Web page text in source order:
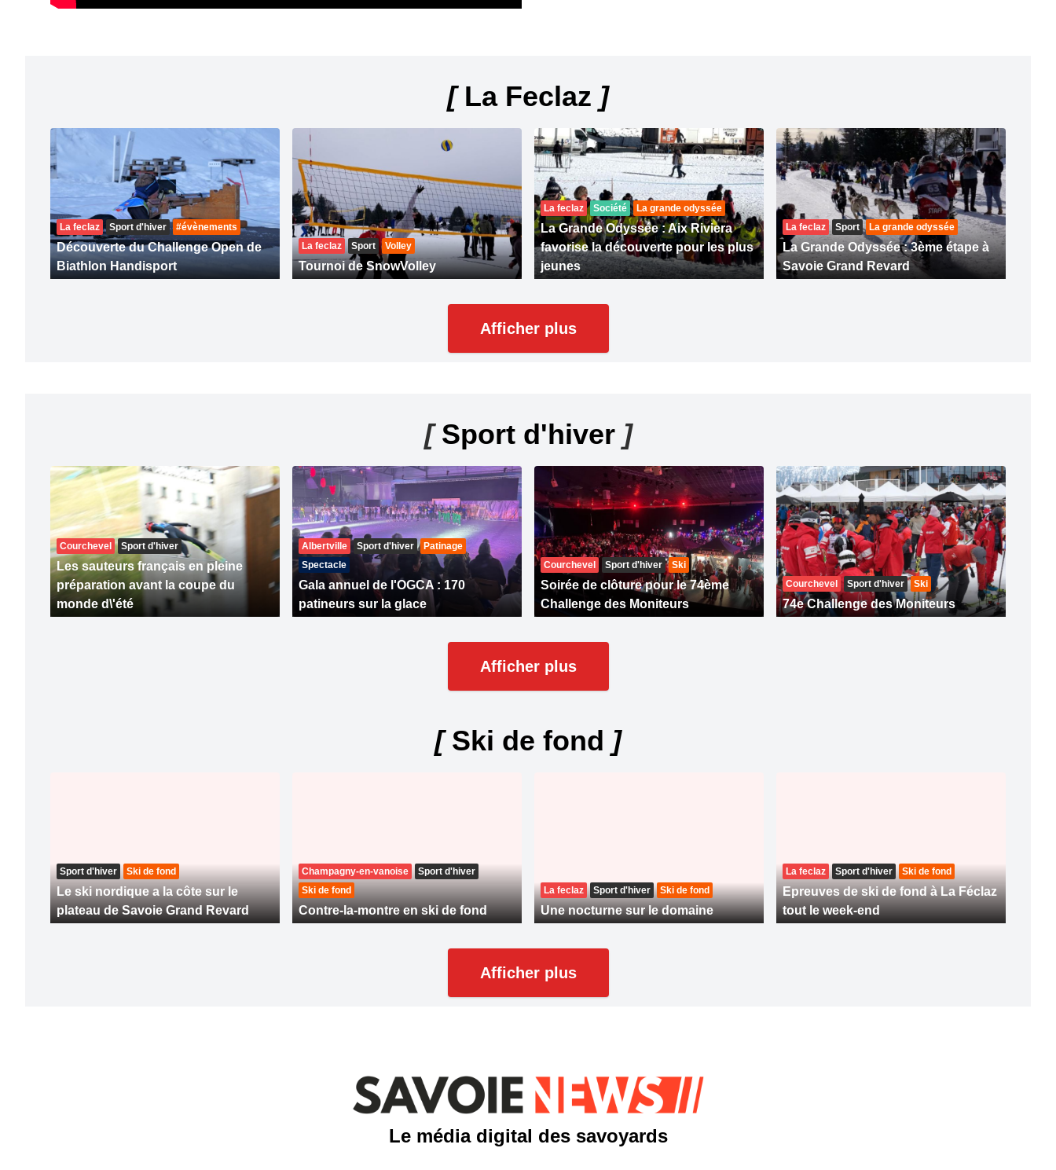
[La Feclaz ]
La feclaz Sport d'hiver #évènements
Découverte du Challenge Open de
Biathlon Handisport
La feclaz Sport Volley
Tournoi de SnowVolley
La feclaz Société La grande odyssée
La Grande Odyssée : Aix Riviera
favorise la découverte pour les plus
jeunes
La feclaz Sport La grande odyssée
La Grande Odyssée : 3ème étape à
Savoie Grand Revard
Afficher plus
[Sport d'hiver ]
Courchevel Sport d'hiver
Les sauteurs français en pleine
préparation avant la coupe du
monde d\'été
Albertville Sport d'hiver
Patinage
Spectacle
Gala annuel de l'OGCA : 170
patineurs sur la glace
Courchevel Sport d'hiver Ski
Soirée de clôture pour le 74ème
Challenge des Moniteurs
Courchevel Sport d'hiver Ski
74e Challenge des Moniteurs
Afficher plus
[Ski de fond ]
Sport d'hiver Ski de fond
Le ski nordique a la côte sur le
plateau de Savoie Grand Revard
Champagny-en-vanoise
Sport d'hiver
Ski de fond
Contre-la-montre en ski de fond
La feclaz Sport d'hiver Ski de fond
Une nocturne sur le domaine
La feclaz Sport d'hiver Ski de fond
Epreuves de ski de fond à La Féclaz
tout le week-end
Afficher plus
Le média digital des savoyards